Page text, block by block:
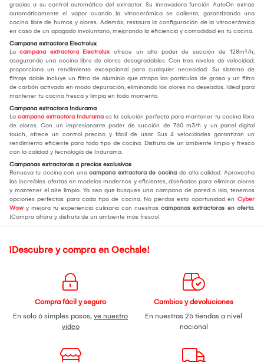
gracias a su control automático del extractor. Su innovadora función AutoOn extrae
automáticamente el vapor cuando la vitrocerámica se calienta, garantizando una
cocina libre de humos y olores. Además, restaura la configuración de la vitrocerámica
en caso de un apagado involuntario, mejorando la eficiencia y comodidad en tu cocina.
Campana extractora Electrolux
La campana extractora Electrolux ofrece un alto poder de succión de 128m³/h,
asegurando una cocina libre de olores desagradables. Con tres niveles de velocidad,
proporciona un rendimiento excepcional para cualquier necesidad. Su sistema de
filtraje doble incluye un filtro de aluminio que atrapa las partículas de grasa y un filtro
de carbón activado en modo depuración, eliminando los olores no deseados. Ideal para
mantener tu cocina fresca y limpia en todo momento.
Campana extractora Indurama
La campana extractora Indurama es la solución perfecta para mantener tu cocina libre
de olores. Con un impresionante poder de succión de 760 m3/h y un panel digital
touch, ofrece un control preciso y fácil de usar. Sus 4 velocidades garantizan un
rendimiento eficiente para todo tipo de cocina. Disfruta de un ambiente limpio y fresco
con la calidad y tecnología de Indurama.
Campanas extractoras a precios exclusivos
Renueva tu cocina con una campana extractora de cocina de alta calidad. Aprovecha
las increíbles ofertas en modelos modernos y eficientes, diseñados para eliminar olores
y mantener el aire limpio. Ya sea que busques una campana de pared o isla, tenemos
opciones perfectas para cada tipo de cocina. No pierdas esta oportunidad en Cyber
Wow y mejora tu experiencia culinaria con nuestras campanas extractoras en oferta.
¡Compra ahora y disfruta de un ambiente más fresco!
¡Descubre y compra en Oechsle!
Compra fácil y seguro
En solo 6 simples pasos, ve nuestro
video
Cambios y devoluciones
En nuestras 26 tiendas a nivel
nacional